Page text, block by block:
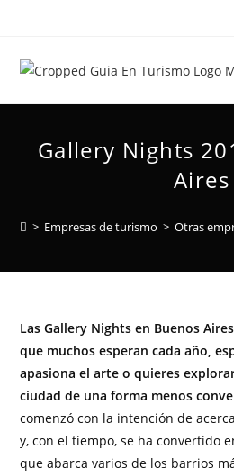
Gallery Nights
Aires
> Empresas de turismo > Otras
Las Gallery Nights en Buenos
que muchos esperan cada año,
apasiona el arte o quieres
ciudad de una forma menos
comenzó con la intención de
y, con el tiempo, se ha convertido
que abarca varios de los barrios